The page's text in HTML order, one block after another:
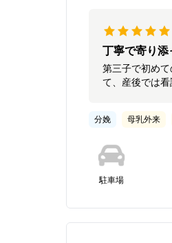
丁寧で寄り
第三子で初め
て、産後では
分娩 母乳外来
駐車場